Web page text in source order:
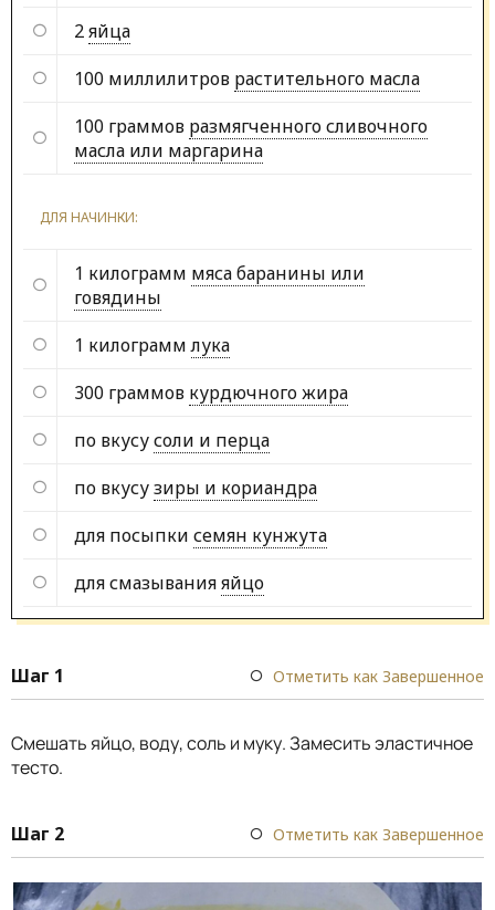
2яйца
100 миллилитров растительного масла
100 граммов размягченного сливочного
масла или маргарина
ДЛЯ НАЧИНКИ:
1 килограмм мяса баранины или
говядины
1 килограмм лука
300 граммов курдючного жира
по вкусусоли и перца
по вкусузиры и кориандра
для посыпки семян кунжута
для смазыванияяйцо
Шаг 1 Отметить как Завершенное
Смешать яйцо, воду, соль и муку. Замесить эластичное
тесто.
Шаг 2 Отметить как Завершенное